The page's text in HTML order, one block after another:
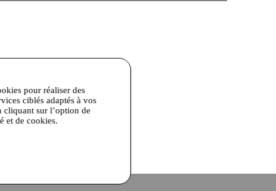
pour réaliser des
ciblés adaptés à vos
cliquant sur l’option de
et de cookies.